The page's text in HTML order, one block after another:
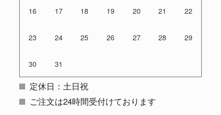
16 17 18 19 20 21 22
23 24 25 26 27 28 29
30 31
定休日：土日祝
ご注文は24時間受付けております